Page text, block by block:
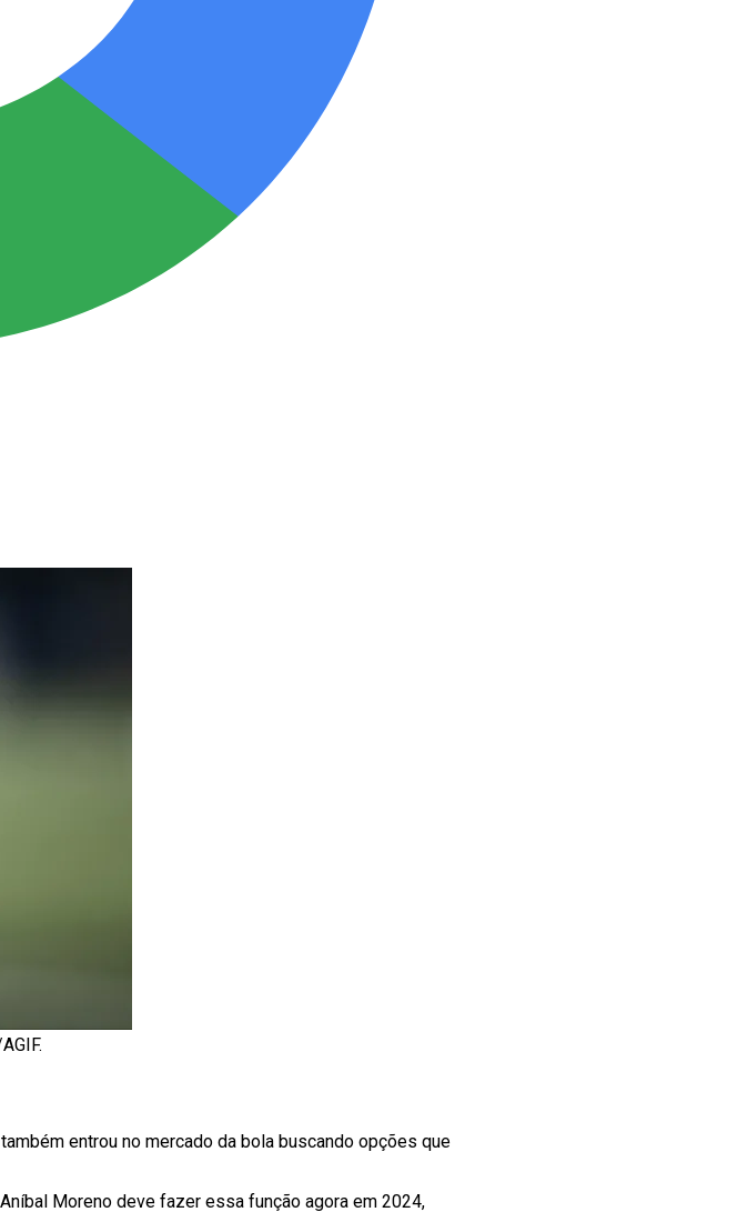
também entrou no mercado da bola buscando opções que
Moreno deve fazer essa função agora em 2024,